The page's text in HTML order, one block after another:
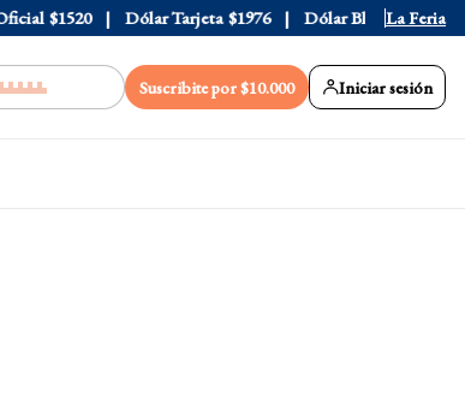
$1520 Dólar Tarjeta $1976 Dólar Blue $1530La Feria
Suscribite por $10.000 Iniciar sesión